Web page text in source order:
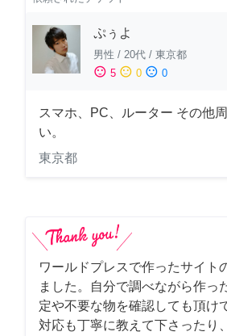
ぷぅよ
男性 / 20代 / 東京都
sentiment_satisfied 5 sentiment_neutral 0 sentiment_dissatisfied 0
スマホ、PC、ルーター その他
い。
東京都
ワールドプレスで作ったサイト
ました。自分で調べながら作っ
定や不要な物を確認しても頂け
対応も丁寧に教えて下さったり